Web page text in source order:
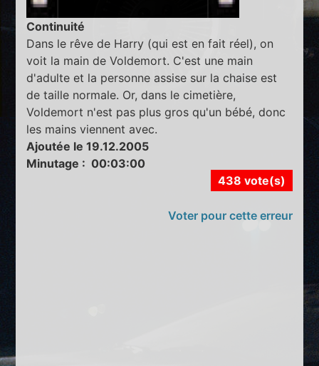
Continuité
Dans le rêve de Harry (qui est en fait réel), on
voit la main de Voldemort. C'est une main
d'adulte et la personne assise sur la chaise est
de taille normale. Or, dans le cimetière,
Voldemort n'est pas plus gros qu'un bébé, donc
les mains viennent avec.
Ajoutée le 19.12.2005
Minutage : 00:03:00
438 vote(s)
Voter pour cette erreur